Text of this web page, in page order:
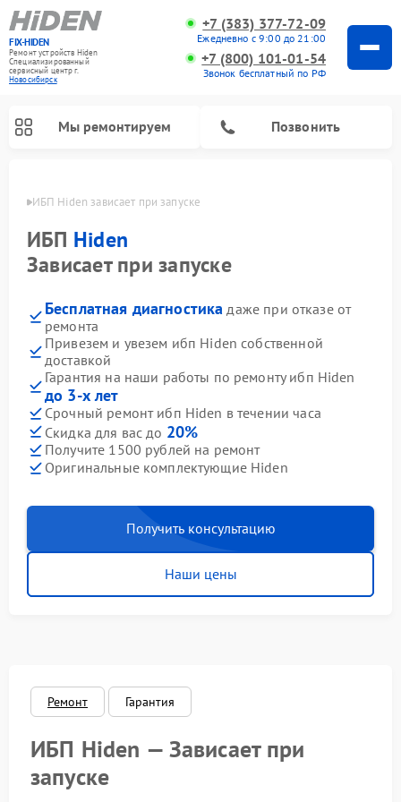
FIX-HIDEN
Ремонт устройств Hiden
Специализированный
cервисный центр г.
Новосибирск
+7 (383) 377-72-09
Ежедневно с 9:00 до 21:00
+7 (800) 101-01-54
Звонок бесплатный по РФ
Мы ремонтируем Позвонить
ИБП Hiden зависает при запуске
ИБП Hiden
Зависает при запуске
Бесплатная диагностика даже при отказе от
ремонта
Привезем и увезем ибп Hiden собственной
доставкой
Гарантия на наши работы по ремонту ибп Hiden
до 3-х лет
Срочный ремонт ибп Hiden в течении часа
Скидка для вас до 20%
Получите 1500 рублей на ремонт
Оригинальные комплектующие Hiden
Получить консультацию
Наши цены
Ремонт Гарантия
ИБП Hiden — Зависает при
запуске